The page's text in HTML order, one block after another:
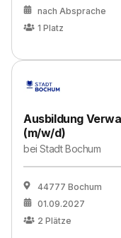
nach Absprache
1 Platz
Ausbildung
(m/w/d)
beiStadt Bochum
44777 Bochum
01.09.2027
2 Plätze